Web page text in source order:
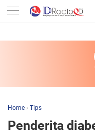
-->
Home › Tips
Penderita